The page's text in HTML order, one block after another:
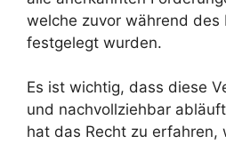
welche zuvor während des
festgelegt wurden.
Es ist wichtig, dass diese
und nachvollziehbar
hat das Recht zu erfahren,